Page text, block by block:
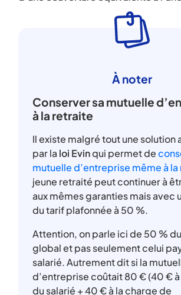
À noter
Conserver sa mutuelle
à la retraite
Il existe malgré tout une solution
par la loi Evinqui permet de
mutuelle d’entreprise même à
jeune retraité peut continuer à
aux mêmes garanties mais avec
du tarif plafonnée à 50 %.
Attention, on parle ici de 50 %
global et pas seulement celui
salarié. Autrement dit si la
d’entreprise coûtait 80 € (40 €
du salarié + 40 € à la charge de